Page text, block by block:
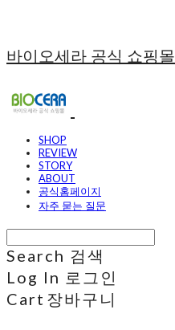
바이오세라 공식 쇼핑몰
SHOP
REVIEW
STORY
ABOUT
공식홈페이지
자주 묻는 질문
Search 검색
Log In 로그인
Cart 장바구니